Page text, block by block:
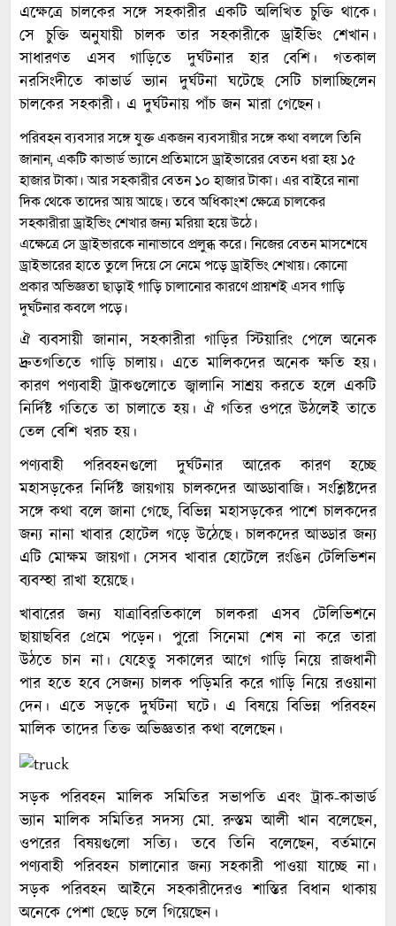
এক্ষেত্রে চালকের সঙ্গে সহকারীর একটি অলিখিত চুক্তি থাকে।
সে চুক্তি অনুযায়ী চালক তার সহকারীকে ড্রাইভিং শেখান।
সাধারণত এসব গাড়িতে দুর্ঘটনার হার বেশি। গতকাল
নরসিংদীতে কাভার্ড ভ্যান দুর্ঘটনা ঘটেছে সেটি চালাচ্ছিলেন
চালকের সহকারী। এ দুর্ঘটনায় পাঁচ জন মারা গেছেন।
পরিবহন ব্যবসার সঙ্গে যুক্ত একজন ব্যবসায়ীর সঙ্গে কথা বললে তিনি
জানান, একটি কাভার্ড ভ্যানে প্রতিমাসে ড্রাইভারের বেতন ধরা হয় ১৫
হাজার টাকা। আর সহকারীর বেতন ১০ হাজার টাকা। এর বাইরে নানা
দিক থেকে তাদের আয় আছে। তবে অধিকাংশ ক্ষেত্রে চালকের
সহকারীরা ড্রাইভিং শেখার জন্য মরিয়া হয়ে উঠে।
এক্ষেত্রে সে ড্রাইভারকে নানাভাবে প্রলুব্ধ করে। নিজের বেতন মাসশেষে
ড্রাইভারের হাতে তুলে দিয়ে সে নেমে পড়ে ড্রাইভিং শেখায়। কোনো
প্রকার অভিজ্ঞতা ছাড়াই গাড়ি চালানোর কারণে প্রায়শই এসব গাড়ি
দুর্ঘটনার কবলে পড়ে।
ঐ ব্যবসায়ী জানান, সহকারীরা গাড়ির স্টিয়ারিং পেলে অনেক
দ্রুতগতিতে গাড়ি চালায়। এতে মালিকদের অনেক ক্ষতি হয়।
কারণ পণ্যবাহী ট্রাকগুলোতে জ্বালানি সাশ্রয় করতে হলে একটি
নির্দিষ্ট গতিতে তা চালাতে হয়। ঐ গতির ওপরে উঠলেই তাতে
তেল বেশি খরচ হয়।
পণ্যবাহী পরিবহনগুলো দুর্ঘটনার আরেক কারণ হচ্ছে
মহাসড়কের নির্দিষ্ট জায়গায় চালকদের আড্ডাবাজি। সংশ্লিষ্টদের
সঙ্গে কথা বলে জানা গেছে, বিভিন্ন মহাসড়কের পাশে চালকদের
জন্য নানা খাবার হোটেল গড়ে উঠেছে। চালকদের আড্ডার জন্য
এটি মোক্ষম জায়গা। সেসব খাবার হোটেলে রংঙিন টেলিভিশন
ব্যবস্হা রাখা হয়েছে।
খাবারের জন্য যাত্রাবিরতিকালে চালকরা এসব টেলিভিশনে
ছায়াছবির প্রেমে পড়েন। পুরো সিনেমা শেষ না করে তারা
উঠতে চান না। যেহেতু সকালের আগে গাড়ি নিয়ে রাজধানী
পার হতে হবে সেজন্য চালক পড়িমরি করে গাড়ি নিয়ে রওয়ানা
দেন। এতে সড়কে দুর্ঘটনা ঘটে। এ বিষয়ে বিভিন্ন পরিবহন
মালিক তাদের তিক্ত অভিজ্ঞতার কথা বলেছেন।
সড়ক পরিবহন মালিক সমিতির সভাপতি এবং ট্রাক-কাভার্ড
ভ্যান মালিক সমিতির সদস্য মো. রুস্তম আলী খান বলেছেন,
ওপরের বিষয়গুলো সত্যি। তবে তিনি বলেছেন, বর্তমানে
পণ্যবাহী পরিবহন চালানোর জন্য সহকারী পাওয়া যাচ্ছে না।
সড়ক পরিবহন আইনে সহকারীদেরও শাস্তির বিধান থাকায়
অনেকে পেশা ছেড়ে চলে গিয়েছেন।